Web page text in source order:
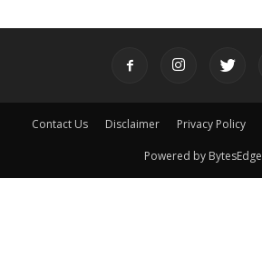
Contact Us Disclaimer Privacy Policy
Powered by BytesEdge